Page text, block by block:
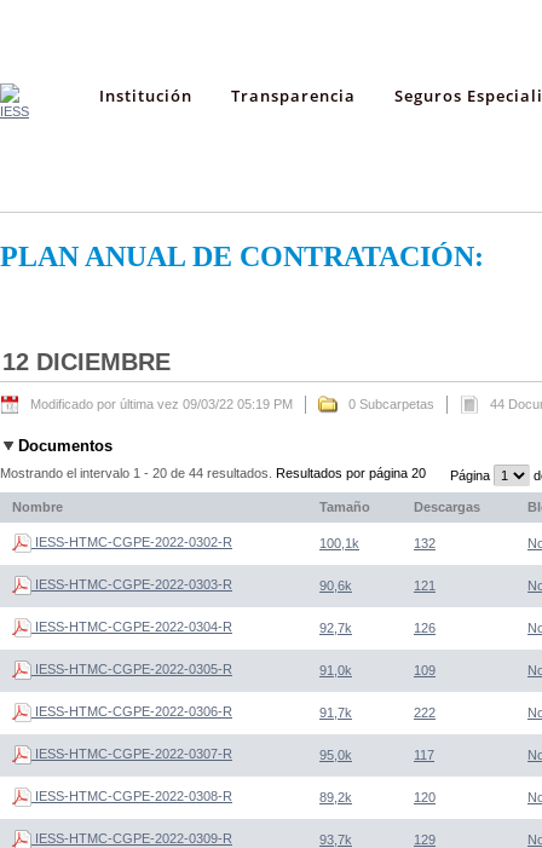
Institución Transparencia Seguros
PLAN ANUAL DE CONTRATACIÓN:
12 DICIEMBRE
Modificado por última vez 09/03/22 05:19 PM 0 Subcarpetas 44
Documentos
Mostrando el intervalo 1 - 20 de 44 resultados. Resultados por página 20 Página
Nombre Tamaño Descargas
IESS-HTMC-CGPE-2022-0302-R 100,1k 132
IESS-HTMC-CGPE-2022-0303-R 90,6k 121
IESS-HTMC-CGPE-2022-0304-R 92,7k 126
IESS-HTMC-CGPE-2022-0305-R 91,0k 109
IESS-HTMC-CGPE-2022-0306-R 91,7k 222
IESS-HTMC-CGPE-2022-0307-R 95,0k 117
IESS-HTMC-CGPE-2022-0308-R 89,2k 120
IESS-HTMC-CGPE-2022-0309-R 93,7k 129